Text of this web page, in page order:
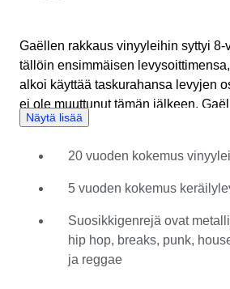
Gaëllen rakkaus vinyyleihin syttyi 8-
tällöin ensimmäisen
alkoi käyttää taskurahansa levyjen
ei ole muuttunut tämän jälkeen. Gaëllen intohimo levyjä
kohtaan kasvoi hänen muutettuaan
musiikkimaailmaan. Hänellä oli tänä
menestyksekäs ura levyjen myynnin
uusimpia soundeja lukuisissa
Catawiki-asiantuntijana Gaëlle on
ostamiseen ja myymiseen. Hän
Näytä lisää
20 vuoden kokemus
5 vuoden kokemus
Suosikkigenrejä ovat
hip hop, breaks, punk,
ja reggae